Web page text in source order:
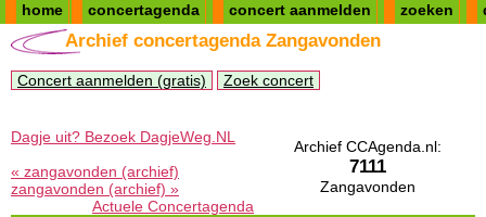
home concertagenda concert aanmelden zoeken
Archief concertagenda Zangavonden
Concert aanmelden (gratis) Zoek concert
Archief CCAgenda.nl:
7111
Zangavonden
Dagje uit? Bezoek DagjeWeg.NL
« zangavonden (archief)
zangavonden (archief) »
Actuele Concertagenda